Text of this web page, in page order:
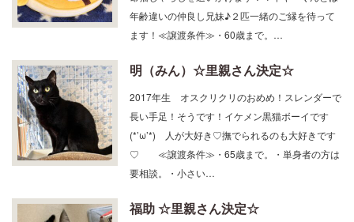
年齢違いの仲良し兄妹♪２匹一緒のご縁を待って
ます！≪譲渡条件≫・60歳まで。…
明（みん）☆里親さん決定☆
2017年生 オスクリクリのおめめ！スレンダーで
長い手足！そうです！イケメン黒猫ボーイです
(*’ω’*) 人が大好き♡撫でられるのも大好きです
♡ ≪譲渡条件≫・65歳まで。・単身者の方は
要相談。・小さい…
福助 ☆里親さん決定☆